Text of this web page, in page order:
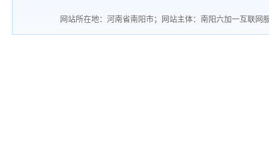
网站所在地：河南省南阳市；网站主体：南阳六加一互联